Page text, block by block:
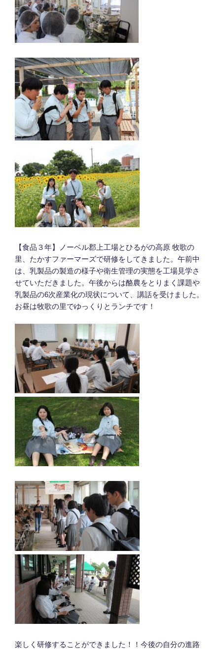
【食品３年】ノーベル郡上工場とひるがの高原 牧歌の
里、たかすファーマーズで研修をしてきました。午前中
は、乳製品の製造の様子や衛生管理の実態を工場見学さ
せていただきました。午後からは酪農をとりまく課題や
乳製品の6次産業化の現状について、講話を受けました。
お昼は牧歌の里でゆっくりとランチです！
楽しく研修することができました！！今後の自分の進路